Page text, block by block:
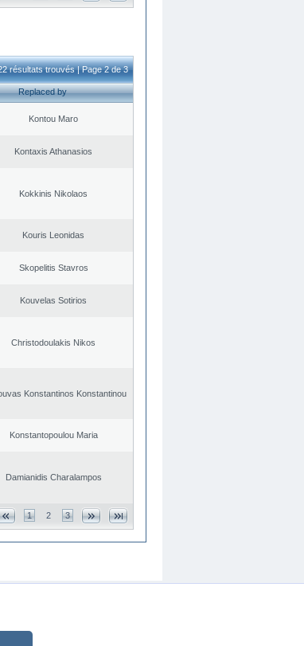
résultats trouvés | Page 2 de 3
Replaced by
Kontou Maro
Kontaxis Athanasios
Kokkinis Nikolaos
Kouris Leonidas
Skopelitis Stavros
Kouvelas Sotirios
Christodoulakis Nikos
Konstantinos Konstantinou
Konstantopoulou Maria
Damianidis Charalampos
1 2 3